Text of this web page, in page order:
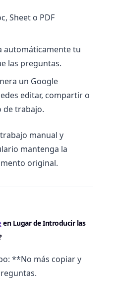
Sheet o PDF
automáticamente tu
las preguntas.
un Google
editar, compartir o
de trabajo.
manual y
mantenga la
original.
en Lugar de Introducir las
**No más copiar y